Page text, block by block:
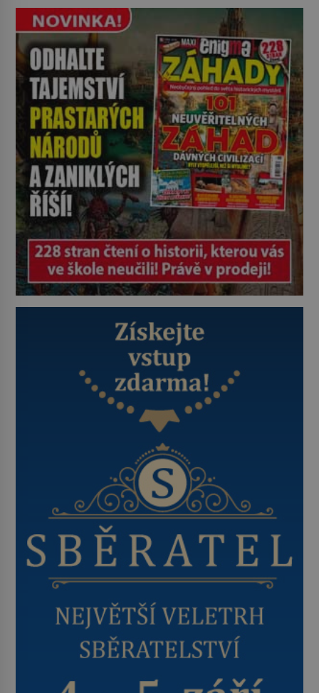
začne okamžitě produkovat vlastní
děsivé iluze. Představte si místnost,
kde zmizí veškerý šum světa. Žádné
auta, žádný šepot, nic. Místo
vytoužené oázy klidu však
okamžitě nastoupí hluboké
znepokojení. Lidská mysl je totiž
evolučně nastavena na neustálý
[…]